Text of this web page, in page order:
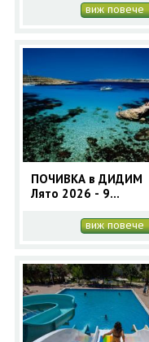
виж повече
ПОЧИВКА в ДИДИМ
Лято 2026 - 9
виж повече